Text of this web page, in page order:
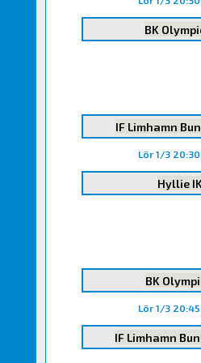
BK
IF Limhamn
Lör 1/3
Hyllie IK
BK
Lör 1/3
IF Limhamn